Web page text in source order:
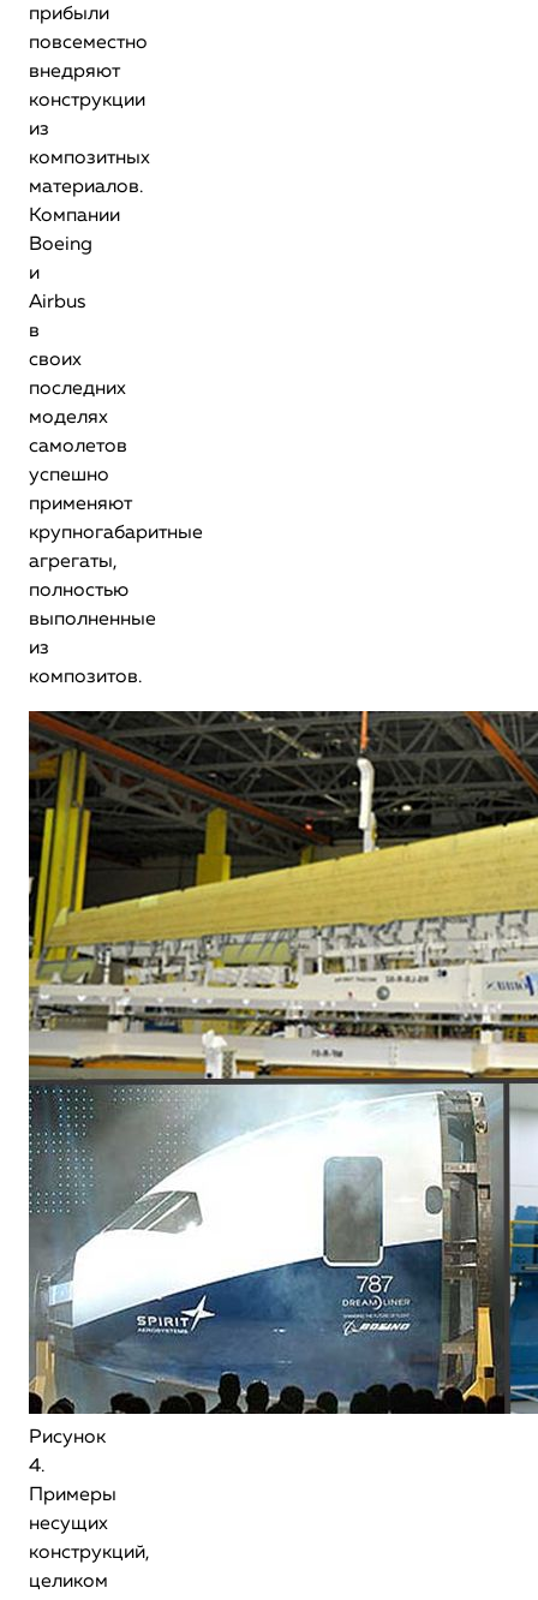
прибыли
повсеместно
внедряют
конструкции
из
композитных
материалов.
Компании
Boeing
и
Airbus
в
своих
последних
моделях
самолетов
успешно
применяют
крупногабаритные
агрегаты,
полностью
выполненные
из
композитов.
Рисунок
4.
Примеры
несущих
конструкций,
целиком